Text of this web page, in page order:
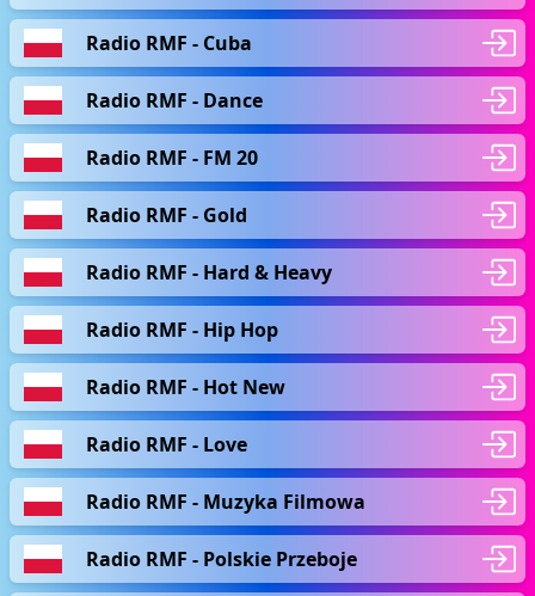
Radio RMF - Cuba
Radio RMF - Dance
Radio RMF - FM 20
Radio RMF - Gold
Radio RMF - Hard & Heavy
Radio RMF - Hip Hop
Radio RMF - Hot New
Radio RMF - Love
Radio RMF - Muzyka Filmowa
Radio RMF - Polskie Przeboje